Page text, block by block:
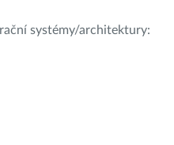
systémy/architektury: